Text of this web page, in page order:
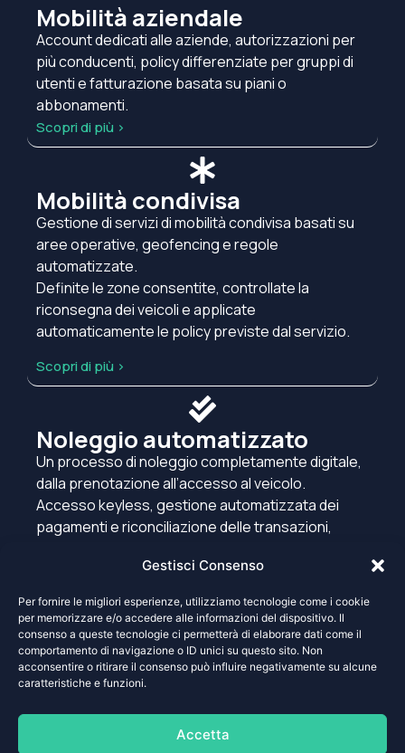
Gestisci Consenso
Per fornire le migliori esperienze, utilizziamo tecnologie come i cookie
per memorizzare e/o accedere alle informazioni del dispositivo. Il
consenso a queste tecnologie ci permetterà di elaborare dati come il
comportamento di navigazione o ID unici su questo sito. Non
acconsentire o ritirare il consenso può influire negativamente su alcune
caratteristiche e funzioni.
Accetta
Mobilità aziendale
Account dedicati alle aziende, autorizzazioni per
più conducenti, policy differenziate per gruppi di
utenti e fatturazione basata su piani o
abbonamenti.
Scopri di più >
Mobilità condivisa
Gestione di servizi di mobilità condivisa basati su
aree operative, geofencing e regole
automatizzate.
Definite le zone consentite, controllate la
riconsegna dei veicoli e applicate
automaticamente le policy previste dal servizio.
Scopri di più >
Noleggio automatizzato
Un processo di noleggio completamente digitale,
dalla prenotazione all’accesso al veicolo.
Accesso keyless, gestione automatizzata dei
pagamenti e riconciliazione delle transazioni,
Le vostre esigenze
Il vostro modello operativo richiede una soluzione
diversa da quelle standard?
La piattaforma può essere configurata e adattata
alle necessità specifiche della vostra